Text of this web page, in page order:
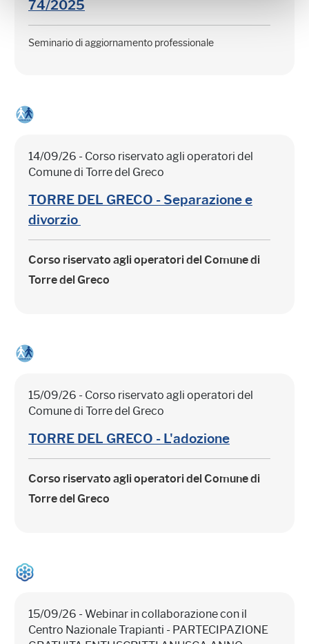
74/2025
Seminario di aggiornamento professionale
14/09/26 - Corso riservato agli operatori del
Comune di Torre del Greco
TORRE DEL GRECO - Separazione e
divorzio
Corso riservato agli operatori del Comune di
Torre del Greco
15/09/26 - Corso riservato agli operatori del
Comune di Torre del Greco
TORRE DEL GRECO - L'adozione
Corso riservato agli operatori del Comune di
Torre del Greco
15/09/26 - Webinar in collaborazione con il
Centro Nazionale Trapianti - PARTECIPAZIONE